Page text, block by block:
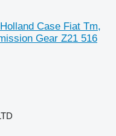
Case Fiat Tm,
Gear Z21 516